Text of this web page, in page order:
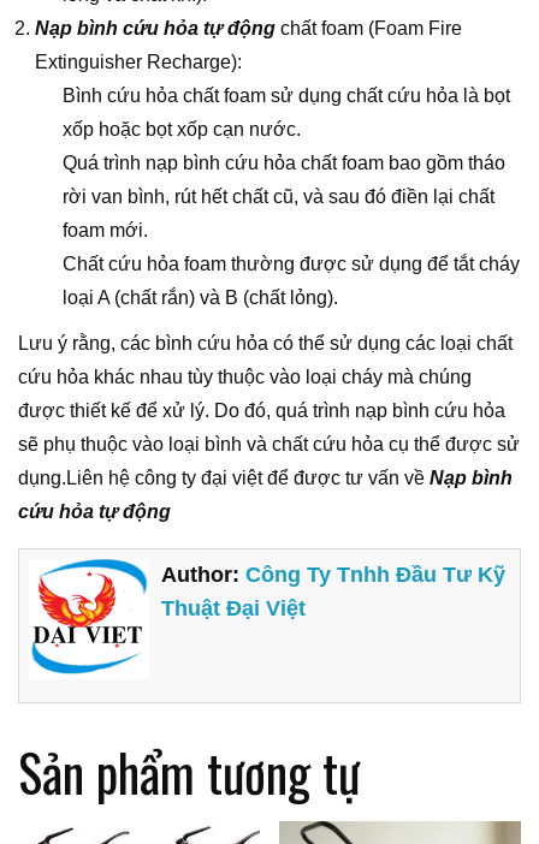
Nạp bình cứu hỏa tự động chất foam (Foam Fire
Extinguisher Recharge):
Bình cứu hỏa chất foam sử dụng chất cứu hỏa là bọt
xốp hoặc bọt xốp cạn nước.
Quá trình nạp bình cứu hỏa chất foam bao gồm tháo
rời van bình, rút hết chất cũ, và sau đó điền lại chất
foam mới.
Chất cứu hỏa foam thường được sử dụng để tắt cháy
loại A (chất rắn) và B (chất lỏng).
Lưu ý rằng, các bình cứu hỏa có thể sử dụng các loại chất
cứu hỏa khác nhau tùy thuộc vào loại cháy mà chúng
được thiết kế để xử lý. Do đó, quá trình nạp bình cứu hỏa
sẽ phụ thuộc vào loại bình và chất cứu hỏa cụ thể được sử
dụng.Liên hệ công ty đại việt để được tư vấn về Nạp bình
cứu hỏa tự động
Author:Công Ty Tnhh Đầu Tư Kỹ
Thuật Đại Việt
Sản phẩm tương tự